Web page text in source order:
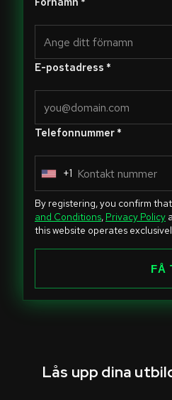
E-postadress *
Telefonnummer *
U
i
t
e
S
t
e
s
+1
By registering, you confirm
and Conditions, Privacy Policy
this website operates
FÅ
Lås upp dina